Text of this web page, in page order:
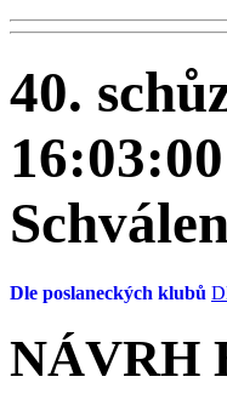
40.
16:03:00
Dle poslaneckých klubů
NÁVRH